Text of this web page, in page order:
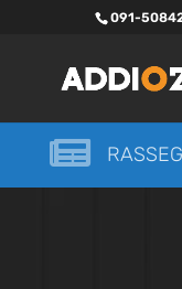
091-
